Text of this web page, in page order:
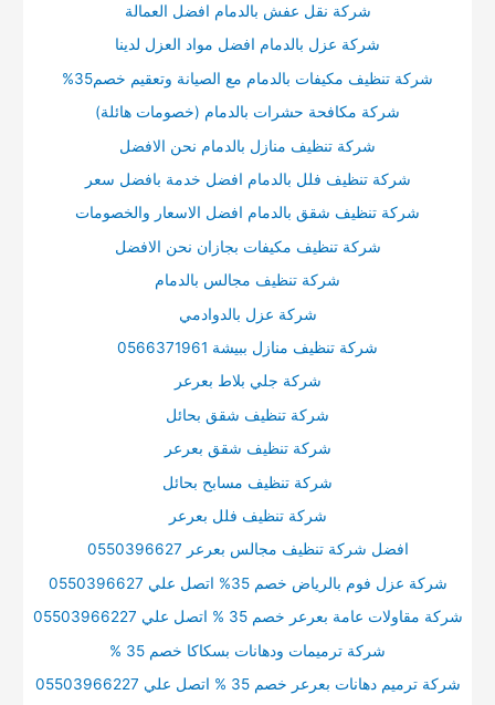
شركة نقل عفش بالدمام افضل العمالة
شركة عزل بالدمام افضل مواد العزل لدينا
شركة تنظيف مكيفات بالدمام مع الصيانة وتعقيم خصم35%
شركة مكافحة حشرات بالدمام (خصومات هائلة)
شركة تنظيف منازل بالدمام نحن الافضل
شركة تنظيف فلل بالدمام افضل خدمة بافضل سعر
شركة تنظيف شقق بالدمام افضل الاسعار والخصومات
شركة تنظيف مكيفات بجازان نحن الافضل
شركة تنظيف مجالس بالدمام
شركة عزل بالدوادمي
شركة تنظيف منازل ببيشة 0566371961
شركة جلي بلاط بعرعر
شركة تنظيف شقق بحائل
شركة تنظيف شقق بعرعر
شركة تنظيف مسابح بحائل
شركة تنظيف فلل بعرعر
افضل شركة تنظيف مجالس بعرعر 0550396627
شركة عزل فوم بالرياض خصم 35% اتصل علي 0550396627
شركة مقاولات عامة بعرعر خصم 35 % اتصل علي 05503966227
شركة ترميمات ودهانات بسكاكا خصم 35 %
شركة ترميم دهانات بعرعر خصم 35 % اتصل علي 05503966227